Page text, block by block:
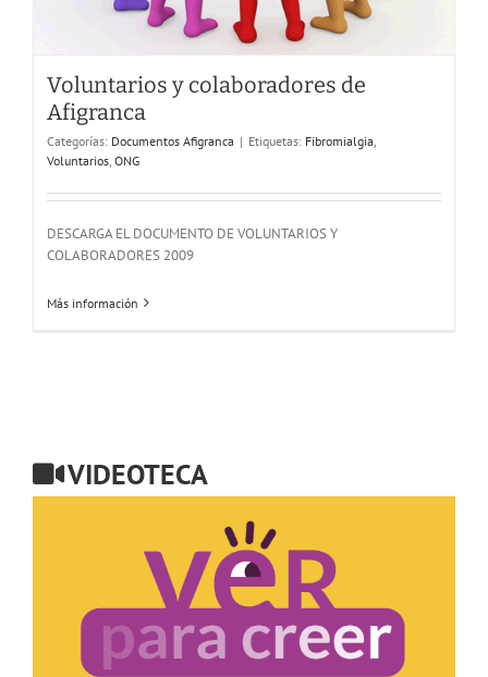
Voluntarios y colaboradores de
Afigranca
Categorías: Documentos Afigranca | Etiquetas: Fibromialgia
Voluntarios ONG
DESCARGA EL DOCUMENTO DE VOLUNTARIOS Y
COLABORADORES 2009
Más información
VIDEOTECA